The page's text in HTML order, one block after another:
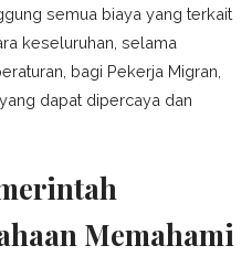
semua biaya yang terkait
keseluruhan, selama
bagi Pekerja Migran,
dapat dipercaya dan
Memahami